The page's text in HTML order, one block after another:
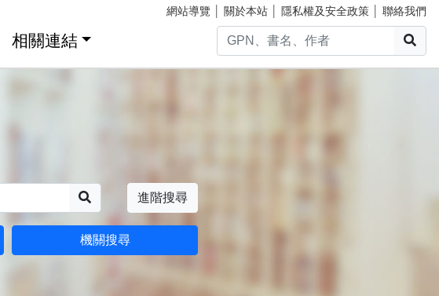
網站導覽 關於本站 隱私權及安全政策 聯絡我們
相關連結
進階搜尋
機關搜尋